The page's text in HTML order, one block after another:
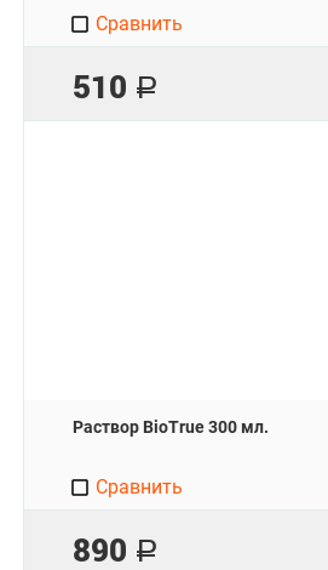
510 Р
Сравнить
Раствор BioTrue 300 мл.
890 Р
Сравнить